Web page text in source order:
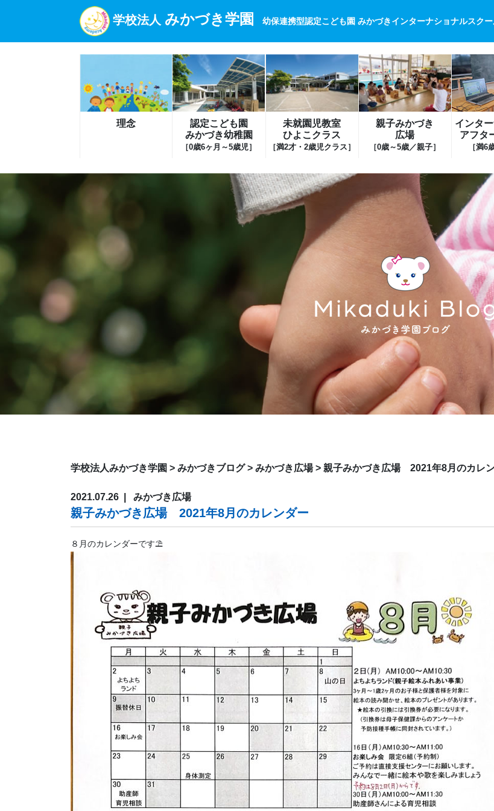
学校法人 みかづき学園
幼保連携型認定こども園 みかづきインターナショナルスク
理念
認定こども園
みかづき幼稚園
［0歳6ヶ月～5歳児］
未就園児教室
ひよこクラス
［満2才・2歳児クラス］
親子みかづき
広場
［0歳～5歳／親子］
インタ
アフタ
［満6
学校法人みかづき学園 > みかづきブログ> みかづき広場> 親子みかづき広場 2021年8月のカレ
2021.07.26 みかづき広場
親子みかづき広場 2021年8月のカレンダー
８月のカレンダーです⛱